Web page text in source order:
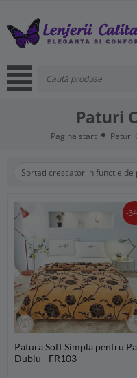
Paturi
Pagina start Paturi
Sortati crescator in functie de
-
Patura Soft Simpla pentru
Dublu - FR103